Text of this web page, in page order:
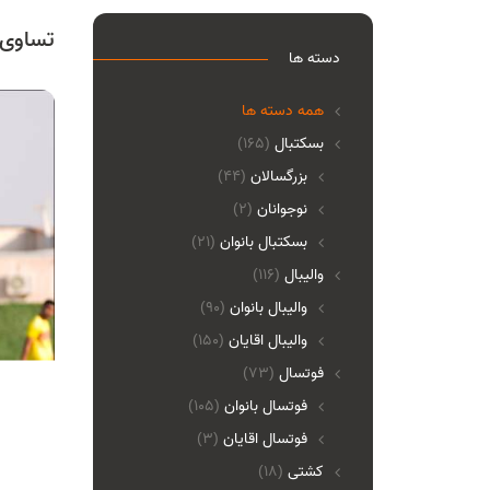
تساوی ۱۸ ساله‌های مس رفسنجان
دسته ها
همه دسته ها
(165) بسکتبال
بزرگسالان (44)
نوجوانان (2)
بسکتبال بانوان (21)
(116) والیبال
واليبال بانوان (90)
واليبال اقايان (150)
(73) فوتسال
فوتسال بانوان (105)
فوتسال اقايان (3)
(18) کشتی